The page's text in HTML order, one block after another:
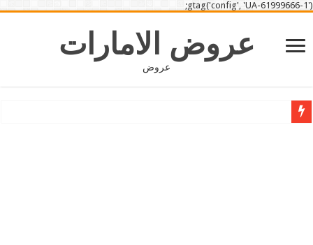
gtag('config', 'UA-61999666-1');
عروض الامارات
عروض